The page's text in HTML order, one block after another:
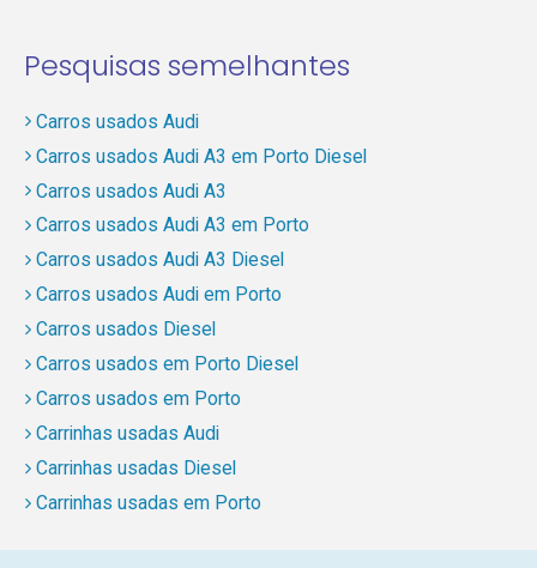
Pesquisas semelhantes
Carros usados Audi
Carros usados Audi A3 em Porto Diesel
Carros usados Audi A3
Carros usados Audi A3 em Porto
Carros usados Audi A3 Diesel
Carros usados Audi em Porto
Carros usados Diesel
Carros usados em Porto Diesel
Carros usados em Porto
Carrinhas usadas Audi
Carrinhas usadas Diesel
Carrinhas usadas em Porto